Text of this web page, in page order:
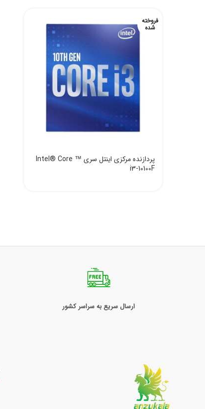
فروخته
شده
پردازنده مرکزی اینتل سری Intel® Core ™
i3-10100F
ارسال سریع به سراسر کشور